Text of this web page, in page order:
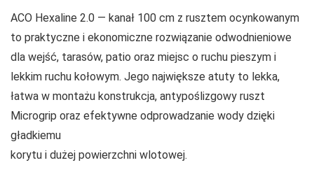
ACO Hexaline 2.0 — kanał 100 cm z rusztem ocynkowanym
to praktyczne i ekonomiczne rozwiązanie odwodnieniowe
dla wejść, tarasów, patio oraz miejsc o ruchu pieszym i
lekkim ruchu kołowym. Jego największe atuty to lekka,
łatwa w montażu konstrukcja, antypoślizgowy ruszt
Microgrip oraz efektywne odprowadzanie wody dzięki
gładkiemu
korytu i dużej powierzchni wlotowej.